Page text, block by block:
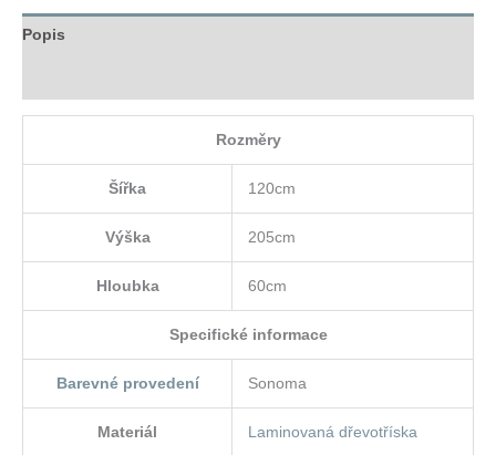
Popis
Rozměry
Šířka 120cm
Výška 205cm
Hloubka 60cm
Specifické informace
Barevné provedení Sonoma
Materiál Laminovaná dřevotříska